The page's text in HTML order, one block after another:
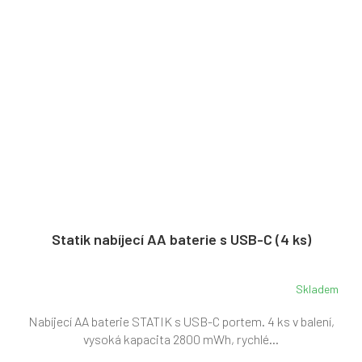
Statik nabíjecí AA baterie s USB-C (4 ks)
Skladem
Nabíjecí AA baterie STATIK s USB-C portem. 4 ks v balení,
vysoká kapacita 2800 mWh, rychlé...